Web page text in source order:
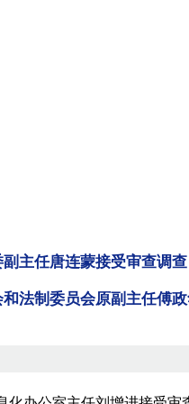
主任唐连蒙接受审查调查
法制委员会原副主任傅